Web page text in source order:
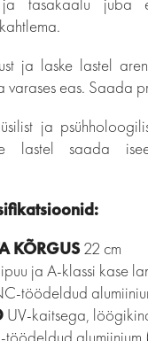
ja laske lastel
varases eas. Saada
ja
lastel saada
KÕRGUS22 cm
ja A-klassi kase
töödeldud
UV-kaitsega,